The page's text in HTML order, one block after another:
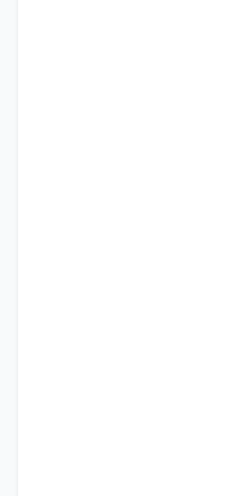
محل
و پیام‌ها